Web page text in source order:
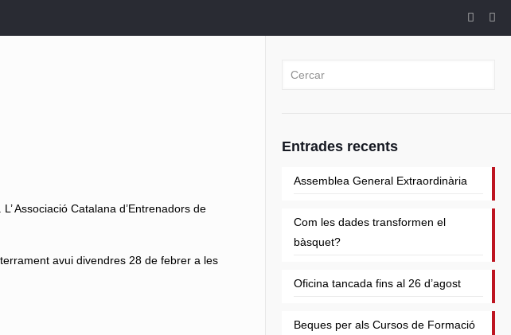
Associació Catalana d’Entrenadors de
avui divendres 28 de febrer a les
Entrades recents
Assemblea General Extraordinària
Com les dades transformen el
bàsquet?
Oficina tancada fins al 26 d’agost
Beques per als Cursos de Formació